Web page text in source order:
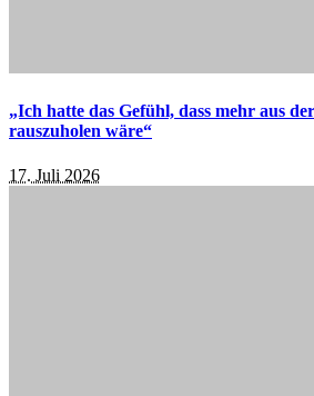
„Ich hatte das Gefühl, dass mehr aus
rauszuholen wäre“
17. Juli 2026